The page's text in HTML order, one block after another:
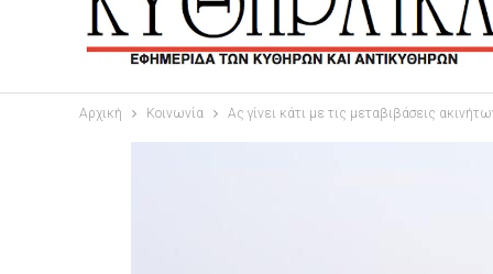
Αρχική Κοινωνία Ας γίνει κάτι με τις μεταβιβάσεις